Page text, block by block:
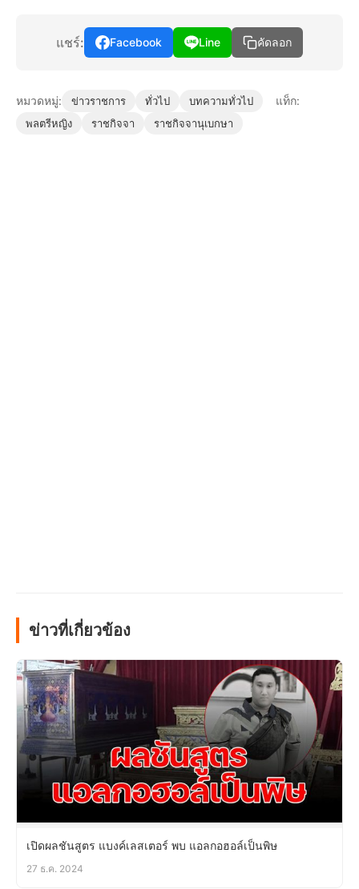
แชร์: Facebook Line คัดลอก
หมวดหมู่: ข่าวราชการ ทั่วไป บทความทั่วไป แท็ก:
พลตรีหญิง ราชกิจจา ราชกิจจานุเบกษา
ข่าวที่เกี่ยวข้อง
เปิดผลชันสูตร แบงค์เลสเตอร์ พบ แอลกอฮอล์เป็นพิษ
27 ธ.ค. 2024